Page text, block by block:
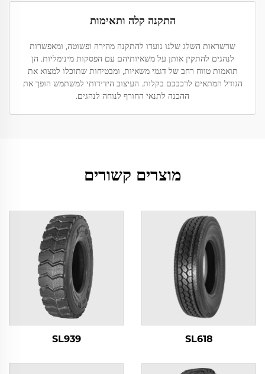
התקנה קלה ותאימות
שרשראות השלג שלנו נועדו להתקנה מהירה ופשוטה, ומאפשרות
לנהגים להתקין אותן על משאיותיהם עם הפסקות מינימליות. הן
תואמות טווח רחב של דגמי משאיות, ומבטיחות שתוכלו למצוא את
הגודל המתאים לרכבכם בקלות. העיצוב הידידותי למשתמש הופך את
ההכנה לתנאי החורף לנוחה לנהגים.
מוצרים קשורים
SL618
SL939